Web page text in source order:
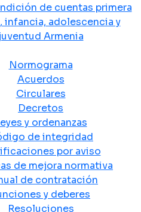
de cuentas primera
infancia, adolescencia y
Armenia
Normograma
Acuerdos
Circulares
Decretos
y ordenanzas
de integridad
por aviso
de mejora normativa
de contratación
y deberes
Resoluciones